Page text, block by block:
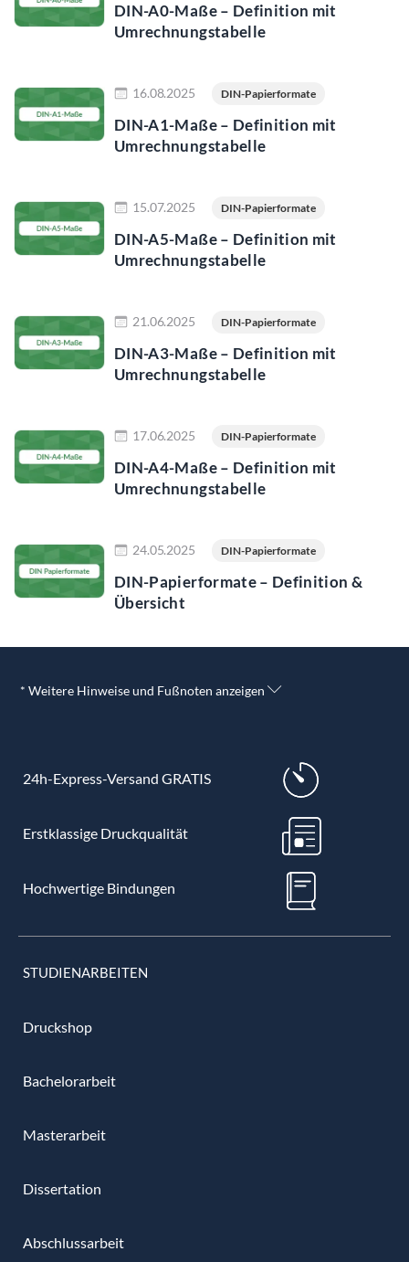
DIN-A0-Maße – Definition mit
Umrechnungstabelle
16.08.2025 DIN-Papierformate
DIN-A1-Maße – Definition mit
Umrechnungstabelle
15.07.2025 DIN-Papierformate
DIN-A5-Maße – Definition mit
Umrechnungstabelle
21.06.2025 DIN-Papierformate
DIN-A3-Maße – Definition mit
Umrechnungstabelle
17.06.2025 DIN-Papierformate
DIN-A4-Maße – Definition mit
Umrechnungstabelle
24.05.2025 DIN-Papierformate
DIN-Papierformate – Definition &
Übersicht
* Weitere Hinweise und Fußnoten anzeigen
24h-Express-Versand GRATIS
Erstklassige Druckqualität
Hochwertige Bindungen
STUDIENARBEITEN
Druckshop
Bachelorarbeit
Masterarbeit
Dissertation
Abschlussarbeit